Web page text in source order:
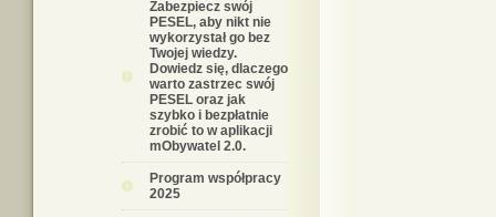
Zabezpiecz swój
PESEL, aby nikt nie
wykorzystał go bez
Twojej wiedzy.
Dowiedz się, dlaczego
warto zastrzec swój
PESEL oraz jak
szybko i bezpłatnie
zrobić to w aplikacji
mObywatel 2.0.
Program współpracy
2025